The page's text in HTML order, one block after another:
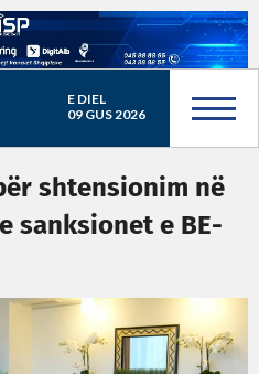
E DIEL
09 GUS 2026
shtensionim në
sanksionet e BE-